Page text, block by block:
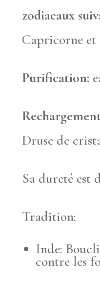
zodiacaux
Capricorne
Purification:
Druse de
Sa dureté est
Tradition:
Inde:
contre les